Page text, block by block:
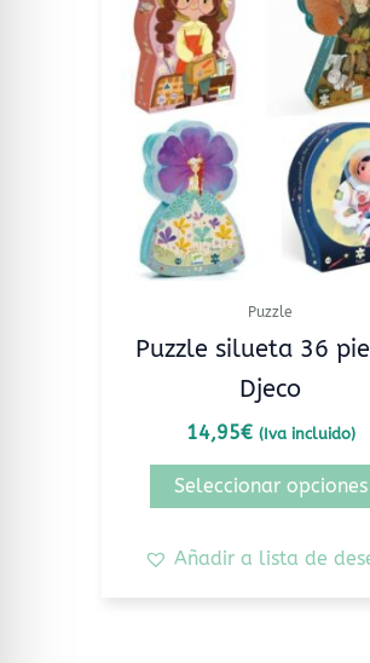
Puzzle
Puzzle silueta 36
Djeco
14,95€ (Iva incluido)
Seleccionar opciones
Añadir a lista de